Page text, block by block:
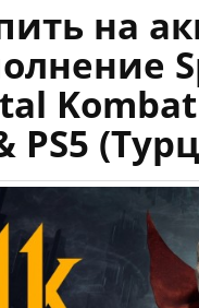
на
Kombat
PS5